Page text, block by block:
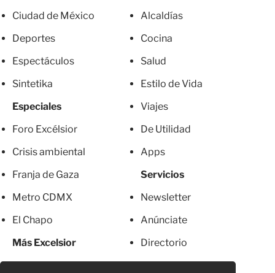
Ciudad de México
Deportes
Espectáculos
Sintetika
Especiales
Foro Excélsior
Crisis ambiental
Franja de Gaza
Metro CDMX
El Chapo
Más Excelsior
Alcaldías
Cocina
Salud
Estilo de Vida
Viajes
De Utilidad
Apps
Servicios
Newsletter
Anúnciate
Directorio